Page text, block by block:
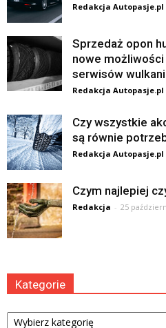
Redakcja Autopasje.pl
Sprzedaż opon
nowe
serwisów
Redakcja Autopasje.pl
Czy wszystkie
są równie
Redakcja Autopasje.pl
Czym najlepiej
Redakcja - 25
Kategorie
Kategorie